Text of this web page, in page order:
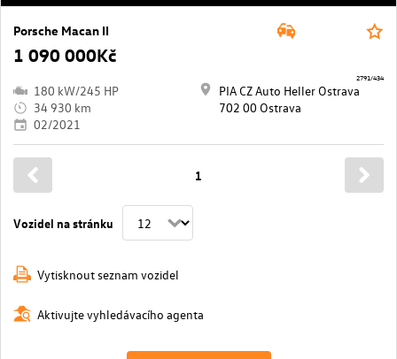
Porsche Macan II
1 090 000Kč
180 kW/245 HP
34 930 km
02/2021
PIA CZ Auto Heller Ostrava
702 00 Ostrava
2791/434
Vozidel na stránku
1
Vytisknout seznam vozidel
Aktivujte vyhledávacího agenta